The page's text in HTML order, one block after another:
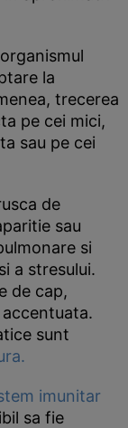
la
trecerea
pe cei mici,
sau pe cei
de
sau
si
a stresului.
de cap,
sunt
imunitar
sa fie